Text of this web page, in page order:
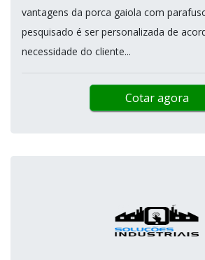
vantagens da porca gaiola com
pesquisado é ser personalizada de
necessidade do cliente...
Cotar agora